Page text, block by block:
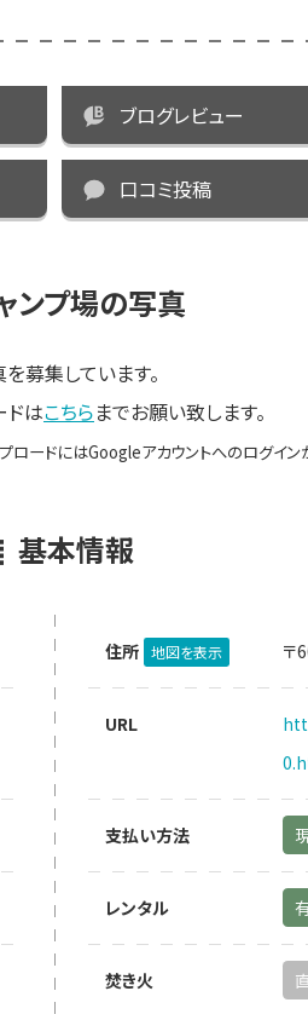
ブログレビュー
口コミ投稿
ンプ場の写真
募集しています。
ドはこちらまでお願い致します。
ロードにはGoogleアカウントへのログイン
基本情報
住所 地図を表示 〒
URL
支払い方法
レンタル
焚き火